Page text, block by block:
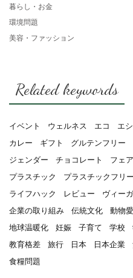
暮らし・お金
環境問題
美容・ファッション
Related keywords
イベント ウェルネス エコ エ
カレー
ギフト グルテンフリー
ジェンダー
チョコレート フェ
プラスチック
プラスチックフリー
ライフハック
レビュー ヴィー
企業の取り組み
伝統文化 動物
地球温暖化
妊娠 子育て 学校
教育格差
旅行 日本 日本企業
食糧問題